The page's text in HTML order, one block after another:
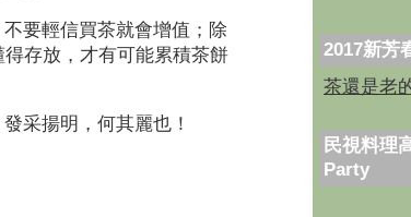
要輕信買茶就會增值；除
存放，才有可能累積茶餅
采揚明，何其麗也！
2017新芳
茶還是老
民視料理
Party